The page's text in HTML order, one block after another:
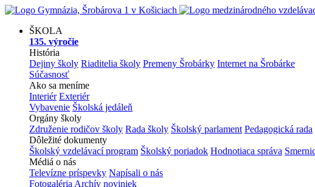
ŠKOLA
135. výročie
História
Dejiny školy Riaditelia školy Premeny Šrobárky Internet na Šrobárke
Súčasnosť
Ako sa meníme
Interiér Exteriér
Vybavenie Školská jedáleň
Orgány školy
Združenie rodičov školy Rada školy Školský parlament Pedagogická rada
Dôležité dokumenty
Školský vzdelávací program Školský poriadok Hodnotiaca správa
Médiá o nás
Televízne príspevky Napísali o nás
Fotogaléria Archív noviniek